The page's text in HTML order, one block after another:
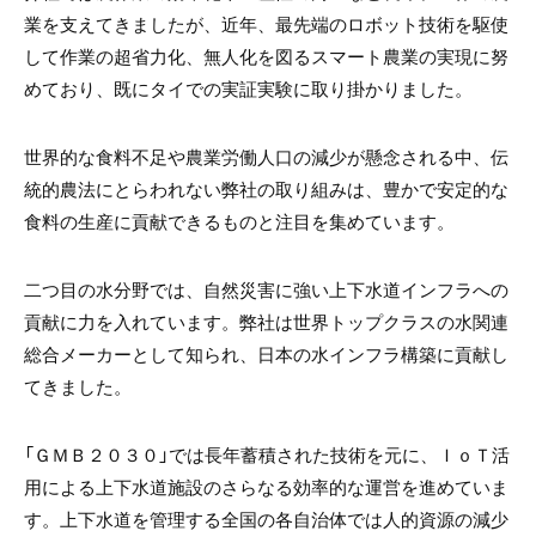
業を支えてきましたが、近年、最先端のロボット技術を駆使
して作業の超省力化、無人化を図るスマート農業の実現に努
めており、既にタイでの実証実験に取り掛かりました。
世界的な食料不足や農業労働人口の減少が懸念される中、伝
統的農法にとらわれない弊社の取り組みは、豊かで安定的な
食料の生産に貢献できるものと注目を集めています。
二つ目の水分野では、自然災害に強い上下水道インフラへの
貢献に力を入れています。弊社は世界トップクラスの水関連
総合メーカーとして知られ、日本の水インフラ構築に貢献し
てきました。
「ＧＭＢ２０３０」では長年蓄積された技術を元に、ＩｏＴ活
用による上下水道施設のさらなる効率的な運営を進めていま
す。上下水道を管理する全国の各自治体では人的資源の減少